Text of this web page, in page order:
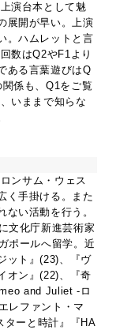
演台本として魅
展開が早い。上演
。ハムレットと言
数はQ2やF1より
ある言葉遊びはQ
係も、Q1をご覧
いままで知らな
ンサム・ウェス
く手掛ける。また
ない活動を行う。
文化庁新進芸術家
ポールへ留学。近
ット』(23)、『ヴ
オン』(22)、『奇
and Juliet -ロ
レファント・マ
ターと時計』『HA